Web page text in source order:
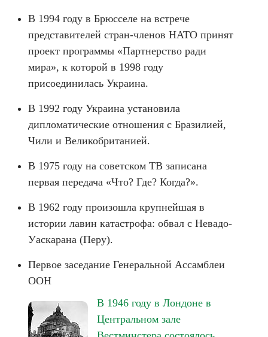
В 1994 году в Брюсселе на встрече
представителей стран-членов НАТО принят
проект программы «Партнерство ради
мира», к которой в 1998 году
присоединилась Украина.
В 1992 году Украина установила
дипломатические отношения с Бразилией,
Чили и Великобританией.
В 1975 году на советском ТВ записана
первая передача «Что? Где? Когда?».
В 1962 году произошла крупнейшая в
истории лавин катастрофа: обвал с Невадо-
Уаскарана (Перу).
Первое заседание Генеральной Ассамблеи
ООН
В 1946 году в Лондоне в
Центральном зале